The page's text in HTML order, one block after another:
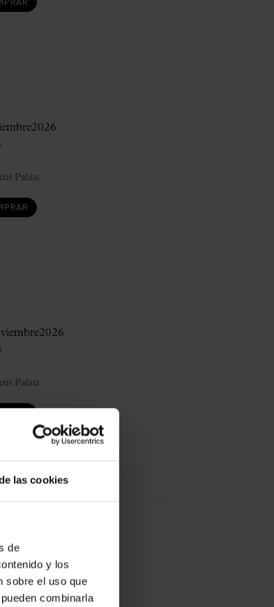
las cookies
de
y los
sobre el uso que
combinarla
2026
Palau
2026
Palau
Palau